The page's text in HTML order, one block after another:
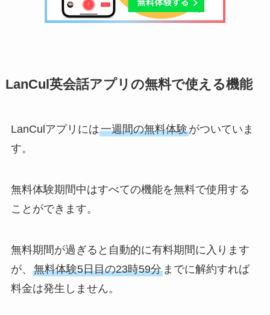
LanCul英会話アプリの無料で使える機能
LanCulアプリには一週間の無料体験がついていま
す。
無料体験期間中はすべての機能を無料で使用する
ことができます。
無料期間が過ぎると自動的に有料期間に入ります
が、 無料体験5日目の23時59分までに解約すれば
料金は発生しません。